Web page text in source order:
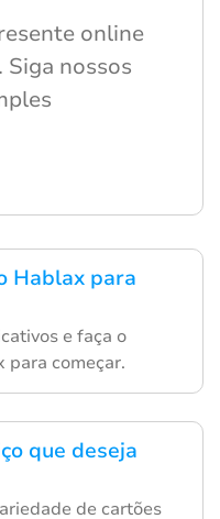
Hablax para
e faça o
começar.
que deseja
de cartões
online
nossos